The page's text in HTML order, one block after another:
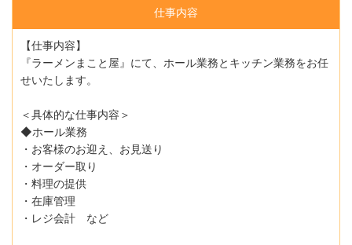
仕事内容
【仕事内容】
『ラーメンまこと屋』にて、ホール業務とキッチン業務をお任
せいたします。
＜具体的な仕事内容＞
◆ホール業務
・お客様のお迎え、お見送り
・オーダー取り
・料理の提供
・在庫管理
・レジ会計 など